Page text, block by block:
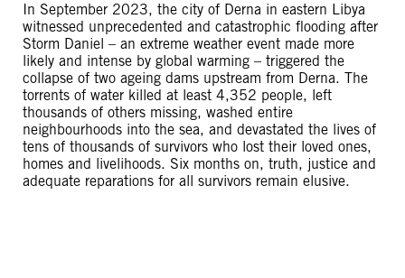
In September 2023, the city of Derna in eastern Libya
witnessed unprecedented and catastrophic flooding after
Storm Daniel – an extreme weather event made more
likely and intense by global warming – triggered the
collapse of two ageing dams upstream from Derna. The
torrents of water killed at least 4,352 people, left
thousands of others missing, washed entire
neighbourhoods into the sea, and devastated the lives of
tens of thousands of survivors who lost their loved ones,
homes and livelihoods. Six months on, truth, justice and
adequate reparations for all survivors remain elusive.